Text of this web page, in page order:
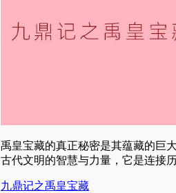
禹皇宝藏的真正秘密是其蕴藏的巨
古代文明的智慧与力量，它是连接
九鼎记之禹皇宝藏